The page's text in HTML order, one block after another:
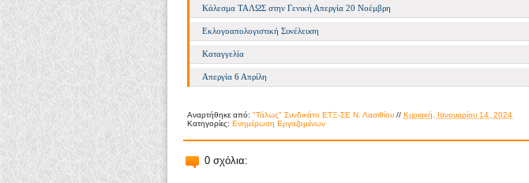
Κάλεσμα ΤΑΛΩΣ στην Γενική Απεργία 20 Νοέμβρη
Εκλογοαπολογιστική Συνέλευση
Καταγγελία
Απεργία 6 Απρίλη
Αναρτήθηκε από: "Τάλως" Συνδικάτο ΕΤΞ-ΣΕ Ν. Λασιθίου // Κυριακή, Ιανουαρίου 14, 2024
Κατηγορίες: Ενημέρωση Εργαζομένων
0 σχόλια: